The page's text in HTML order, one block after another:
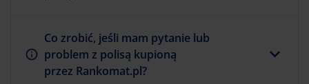
Co zrobić, jeśli mam pytanie lub
problem z polisą kupioną
przez Rankomat.pl?